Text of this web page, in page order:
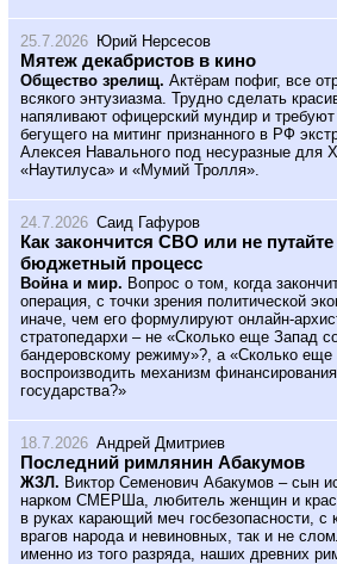
25.7.2026 Юрий Нерсесов
Мятеж декабристов в кино
Общество зрелищ. Актёрам пофиг, все
всякого энтузиазма. Трудно сделать
напяливают офицерский мундир и требуют
бегущего на митинг признанного в РФ
Алексея Навального под несуразные для
«Наутилуса» и «Мумий Тролля».
24.7.2026 Саид Гафуров
Как закончится СВО или не
бюджетный процесс
Война и мир. Вопрос о том, когда
операция, с точки зрения политической
иначе, чем его формулируют онлайн-
стратопедархи – не «Сколько еще Запад
бандеровскому режиму»?, а «Сколько еще
воспроизводить механизм финансирования
государства?»
18.7.2026 Андрей Дмитриев
Последний римлянин Абакумов
ЖЗЛ. Виктор Семенович Абакумов – сын
нарком СМЕРШа, любитель женщин и
в руках карающий меч госбезопасности, с
врагов народа и невиновных, так и не
именно из того разряда, наших древних